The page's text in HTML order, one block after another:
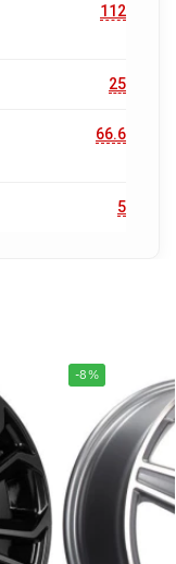
112
25
66.6
5
-8%